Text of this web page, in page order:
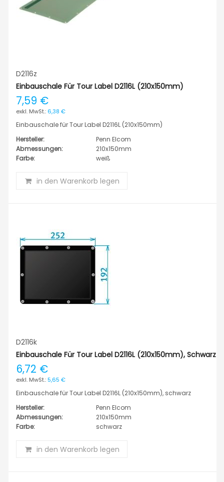
D2116z
Einbauschale Für Tour Label D2116L (210x150mm)
7,59 €
6,38 €
Einbauschale für Tour Label D2116L (210x150mm)
Hersteller:
Penn Elcom
Abmessungen:
210x150mm
Farbe:
weiß
in den Warenkorb legen
D2116k
Einbauschale Für Tour Label D2116L (210x150mm), Schwarz
6,72 €
5,65 €
Einbauschale für Tour Label D2116L (210x150mm), schwarz
Hersteller:
Penn Elcom
Abmessungen:
210x150mm
Farbe:
schwarz
in den Warenkorb legen